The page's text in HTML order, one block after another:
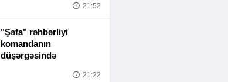
21:52
"Şəfa" rəhbərliyi
komandanın
düşərgəsində
21:22